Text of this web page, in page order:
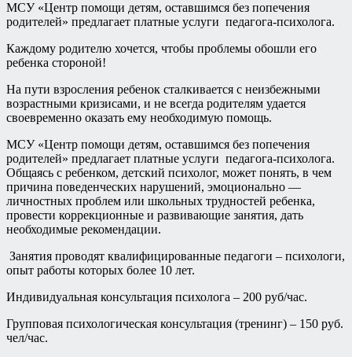
МСУ «Центр помощи детям, оставшимся без попечения
родителей» предлагает платные услуги педагога-психолога.
Каждому родителю хочется, чтобы проблемы обошли его
ребенка стороной!
На пути взросления ребенок сталкивается с неизбежными
возрастными кризисами, и не всегда родителям удается
своевременно оказать ему необходимую помощь.
МСУ «Центр помощи детям, оставшимся без попечения
родителей» предлагает платные услуги педагога-психолога.
Общаясь с ребенком, детский психолог, может понять, в чем
причина поведенческих нарушений, эмоционально —
личностных проблем или школьных трудностей ребенка,
провести коррекционные и развивающие занятия, дать
необходимые рекомендации.
Занятия проводят квалифицированные педагоги – психологи,
опыт работы которых более 10 лет.
Индивидуальная консультация психолога – 200 руб/час.
Групповая психологическая консультация (тренинг) – 150 руб.
чел/час.